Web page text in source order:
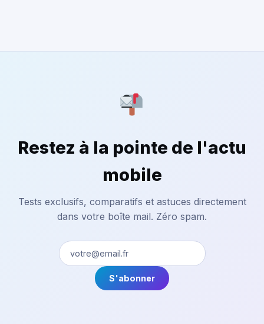
Restez à la pointe de l'actu
mobile
Tests exclusifs, comparatifs et astuces directement
dans votre boîte mail. Zéro spam.
S'abonner